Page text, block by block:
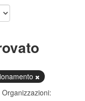
Organizzazioni: